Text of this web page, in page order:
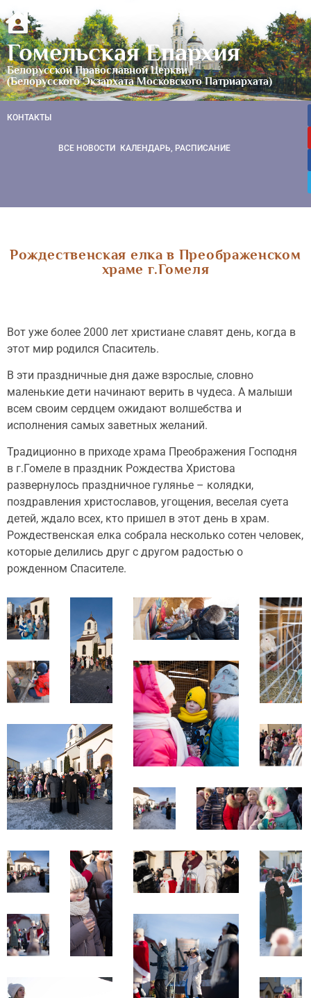
Гомельская Епархия
Белорусской Православной Церкви
(Белорусского Экзархата Московского Патриархата)
КОНТАКТЫ
ВСЕ НОВОСТИ КАЛЕНДАРЬ, РАСПИСАНИЕ
Рождественская елка в Преображенском
храме г.Гомеля
Вот уже более 2000 лет христиане славят день, когда в
этот мир родился Спаситель.
В эти праздничные дня даже взрослые, словно
маленькие дети начинают верить в чудеса. А малыши
всем своим сердцем ожидают волшебства и
исполнения самых заветных желаний.
Традиционно в приходе храма Преображения Господня
в г.Гомеле в праздник Рождества Христова
развернулось праздничное гулянье – колядки,
поздравления христославов, угощения, веселая суета
детей, ждало всех, кто пришел в этот день в храм.
Рождественская елка собрала несколько сотен человек,
которые делились друг с другом радостью о
рожденном Спасителе.